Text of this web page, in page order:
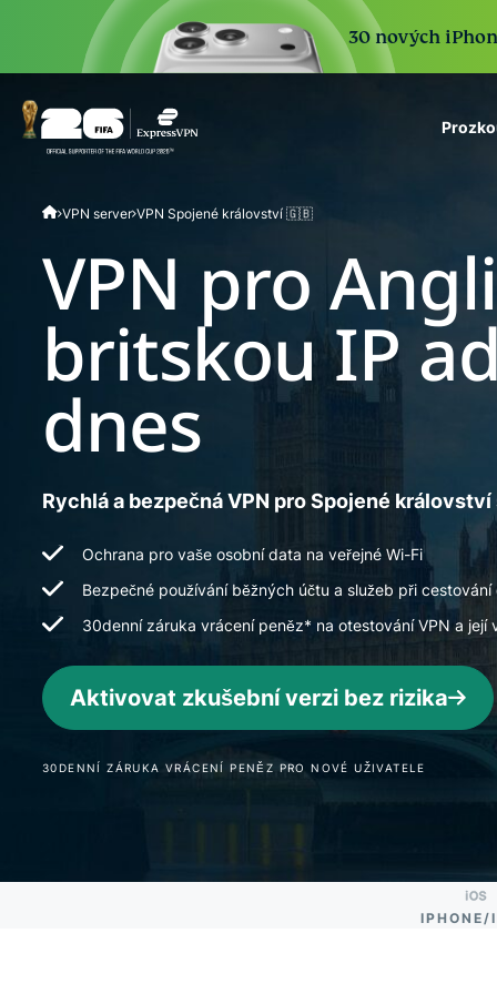
30 nových
scale.
VPN server VPN Spojené království 🇬🇧
VPN pro
britskou IP
dnes
Rychlá a bezpečná VPN pro Spojené
Ochrana pro vaše osobní data na veřejné Wi-Fi
Bezpečné používání běžných účtu a služeb při cestování
30denní záruka vrácení peněz* na otestování VPN a její
Aktivovat zkušební verzi bez rizika
30DENNÍ ZÁRUKA VRÁCENÍ PENĚZ PRO NOVÉ UŽIVATELE
IPHONE/